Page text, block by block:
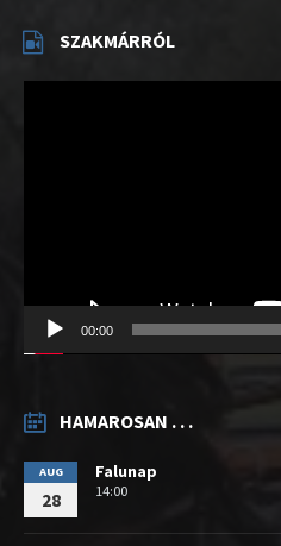
SZAKMÁRRÓL
00:00
HAMAROSAN . . .
AUG
28
Falunap
14:00